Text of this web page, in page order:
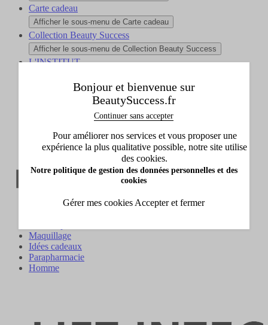
Carte cadeau
Afficher le sous-menu de Carte cadeau
Collection Beauty Success
Afficher le sous-menu de Collection Beauty Success
L'INSTITUT
Soin visage
Nettoyant et démaquillant
Maquillage
Idées cadeaux
Parapharmacie
Homme
Bonjour et bienvenue sur
BeautySuccess.fr
Continuer sans accepter
Pour améliorer nos services et vous proposer une
expérience la plus qualitative possible, notre site utilise
des cookies.
Notre politique de gestion des données personnelles et des
cookies
Gérer mes cookies Accepter et fermer